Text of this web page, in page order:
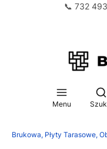
📞 732
Menu
Brukowa, Płyty Tarasowe,